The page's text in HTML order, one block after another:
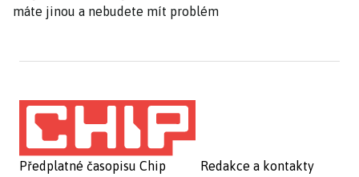
máte jinou a nebudete mít problém
Předplatné časopisu Chip
Redakce a kontakty